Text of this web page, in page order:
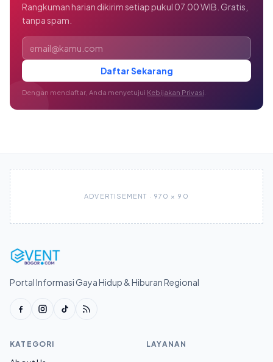
Rangkuman harian dikirim setiap pukul 07.00 WIB. Gratis,
tanpa spam.
Alamat email
Daftar Sekarang
Dengan mendaftar, Anda menyetujui Kebijakan Privasi
ADVERTISEMENT · 970 × 90
Portal Informasi Gaya Hidup & Hiburan Regional
KATEGORI LAYANAN